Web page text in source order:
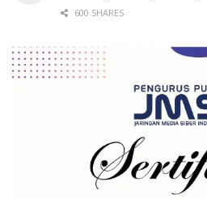
600 SHARES